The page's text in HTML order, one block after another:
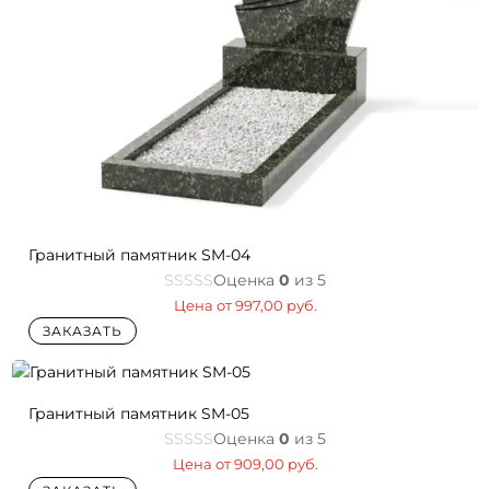
Гранитный памятник SM-04
Оценка 0 из 5
Цена от997,00 руб.
ЗАКАЗАТЬ
Гранитный памятник SM-05
Оценка 0 из 5
Цена от909,00 руб.